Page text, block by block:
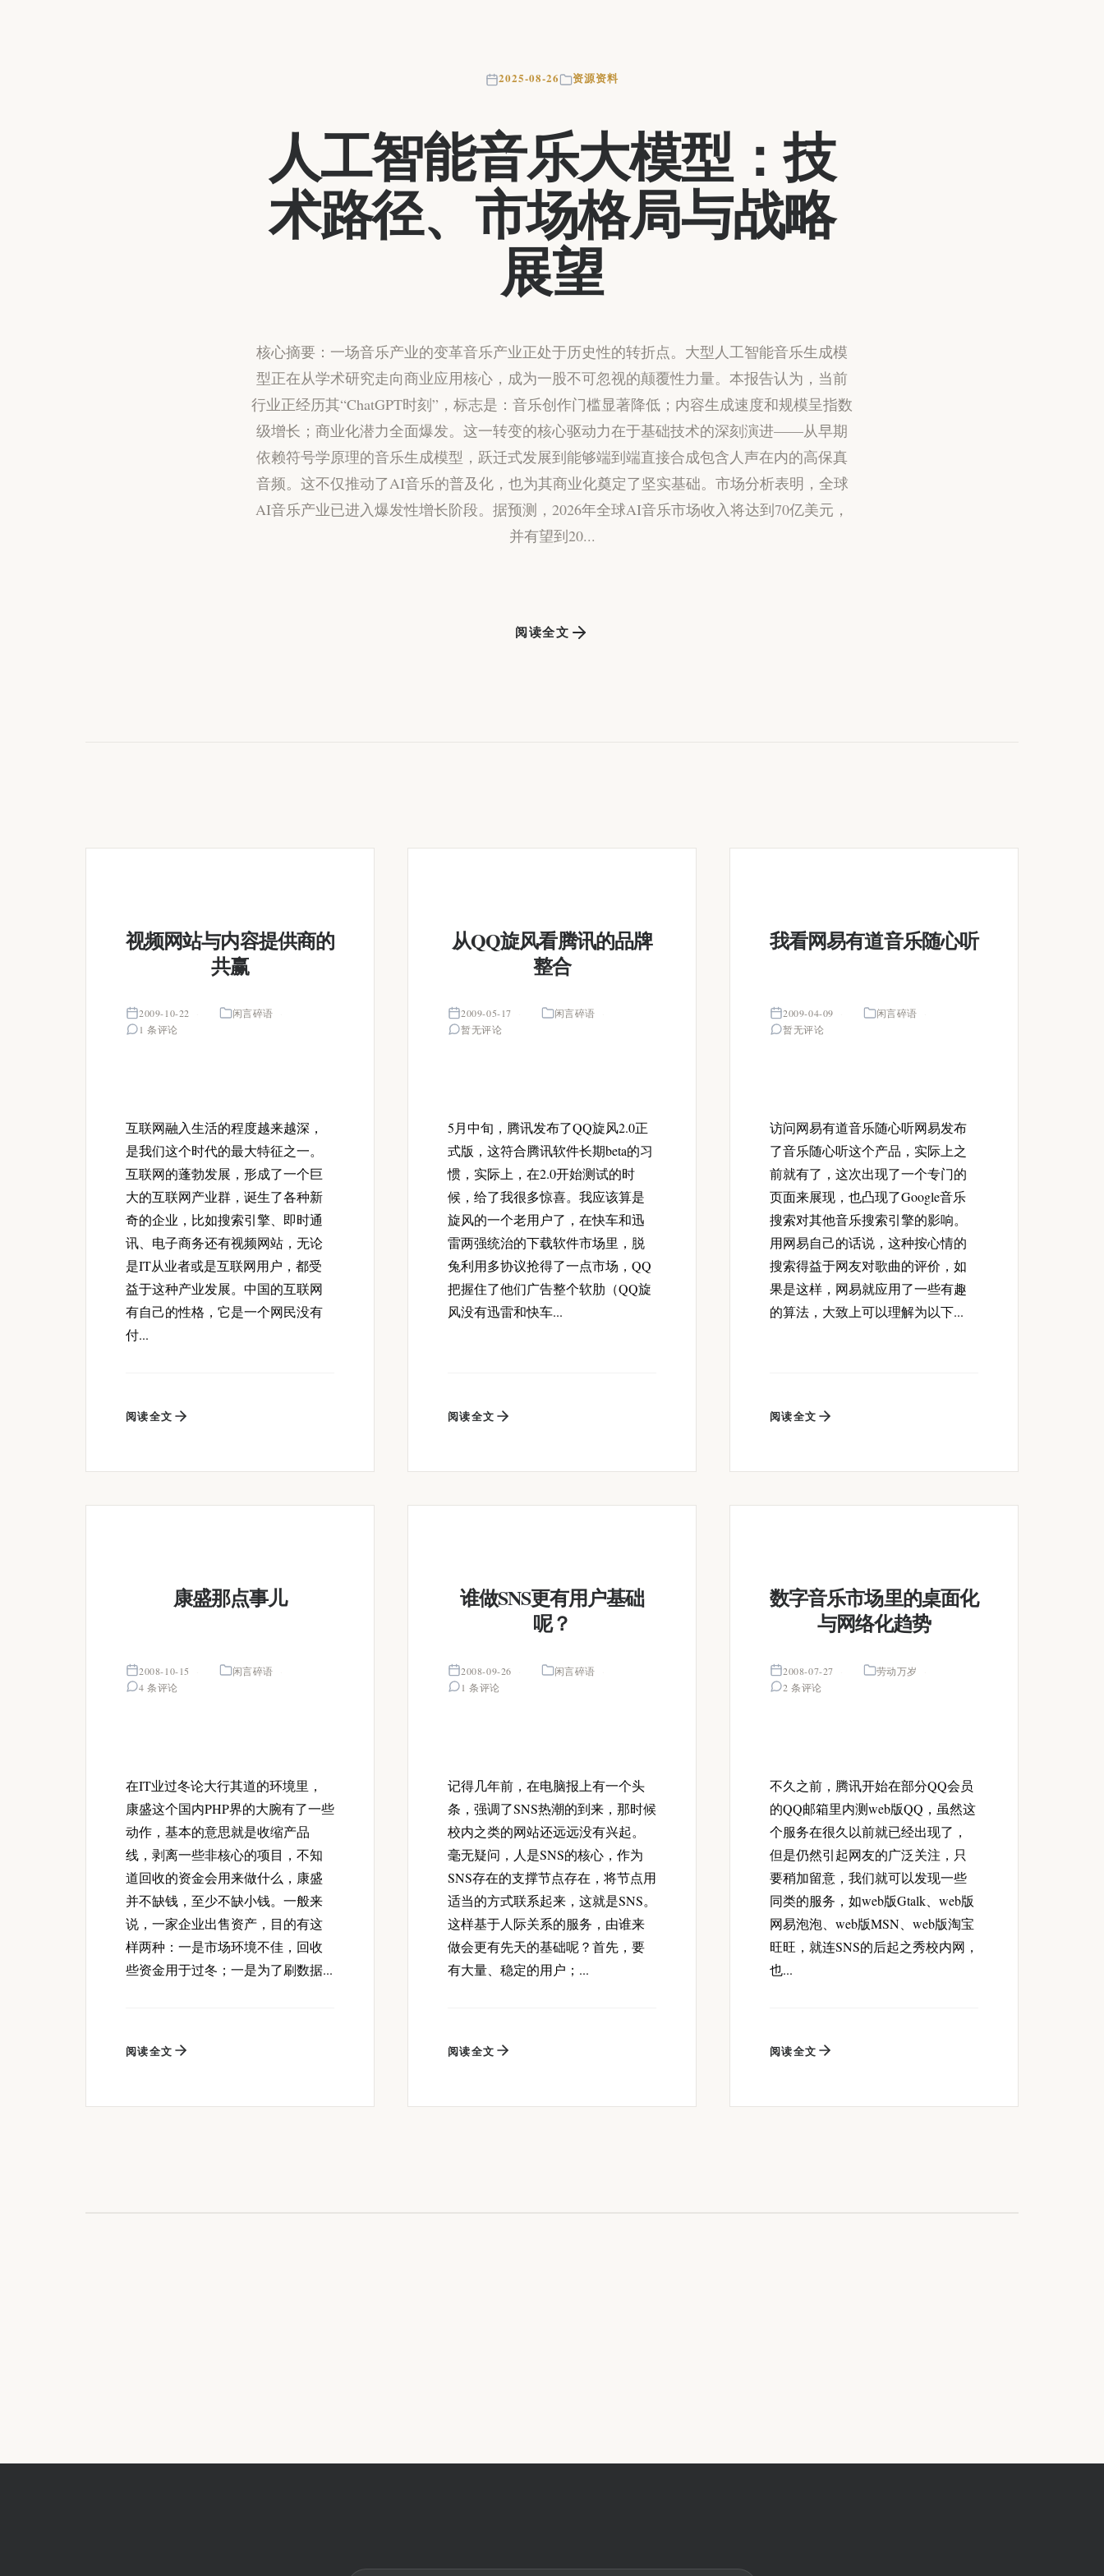
2025-08-26 资源资料
人工智能音乐大模型：技
术路径、市场格局与战略
展望
核心摘要：一场音乐产业的变革音乐产业正处于历史性的转折点。大型人工智能音乐生成模
型正在从学术研究走向商业应用核心，成为一股不可忽视的颠覆性力量。本报告认为，当前
行业正经历其“ChatGPT时刻”，标志是：音乐创作门槛显著降低；内容生成速度和规模呈指数
级增长；商业化潜力全面爆发。这一转变的核心驱动力在于基础技术的深刻演进——从早期
依赖符号学原理的音乐生成模型，跃迁式发展到能够端到端直接合成包含人声在内的高保真
音频。这不仅推动了AI音乐的普及化，也为其商业化奠定了坚实基础。市场分析表明，全球
AI音乐产业已进入爆发性增长阶段。据预测，2026年全球AI音乐市场收入将达到70亿美元，
并有望到20...
阅读全文
视频网站与内容提供商的
共赢
2009-10-22
闲言碎语
1 条评论
互联网融入生活的程度越来越深，
是我们这个时代的最大特征之一。
互联网的蓬勃发展，形成了一个巨
大的互联网产业群，诞生了各种新
奇的企业，比如搜索引擎、即时通
讯、电子商务还有视频网站，无论
是IT从业者或是互联网用户，都受
益于这种产业发展。中国的互联网
有自己的性格，它是一个网民没有
付...
阅读全文
从QQ旋风看腾讯的品牌
整合
2009-05-17
闲言碎语
暂无评论
5月中旬，腾讯发布了QQ旋风2.0正
式版，这符合腾讯软件长期beta的习
惯，实际上，在2.0开始测试的时
候，给了我很多惊喜。我应该算是
旋风的一个老用户了，在快车和迅
雷两强统治的下载软件市场里，脱
兔利用多协议抢得了一点市场，QQ
把握住了他们广告整个软肋（QQ旋
风没有迅雷和快车...
阅读全文
我看网易有道音乐随心听
2009-04-09
闲言碎语
暂无评论
访问网易有道音乐随心听网易发布
了音乐随心听这个产品，实际上之
前就有了，这次出现了一个专门的
页面来展现，也凸现了Google音乐
搜索对其他音乐搜索引擎的影响。
用网易自己的话说，这种按心情的
搜索得益于网友对歌曲的评价，如
果是这样，网易就应用了一些有趣
的算法，大致上可以理解为以下...
阅读全文
康盛那点事儿
2008-10-15
闲言碎语
4 条评论
在IT业过冬论大行其道的环境里，
康盛这个国内PHP界的大腕有了一些
动作，基本的意思就是收缩产品
线，剥离一些非核心的项目，不知
道回收的资金会用来做什么，康盛
并不缺钱，至少不缺小钱。一般来
说，一家企业出售资产，目的有这
样两种：一是市场环境不佳，回收
些资金用于过冬；一是为了刷数据...
阅读全文
谁做SNS更有用户基础
呢？
2008-09-26
闲言碎语
1 条评论
记得几年前，在电脑报上有一个头
条，强调了SNS热潮的到来，那时候
校内之类的网站还远远没有兴起。
毫无疑问，人是SNS的核心，作为
SNS存在的支撑节点存在，将节点用
适当的方式联系起来，这就是SNS。
这样基于人际关系的服务，由谁来
做会更有先天的基础呢？首先，要
有大量、稳定的用户；...
阅读全文
数字音乐市场里的桌面化
与网络化趋势
2008-07-27
劳动万岁
2 条评论
不久之前，腾讯开始在部分QQ会员
的QQ邮箱里内测web版QQ，虽然这
个服务在很久以前就已经出现了，
但是仍然引起网友的广泛关注，只
要稍加留意，我们就可以发现一些
同类的服务，如web版Gtalk、web版
网易泡泡、web版MSN、web版淘宝
旺旺，就连SNS的后起之秀校内网，
也...
阅读全文